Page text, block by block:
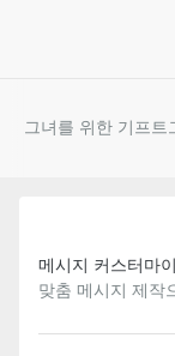
그녀를 위한 기프트
메시지 커스터마
맞춤 메시지 제작